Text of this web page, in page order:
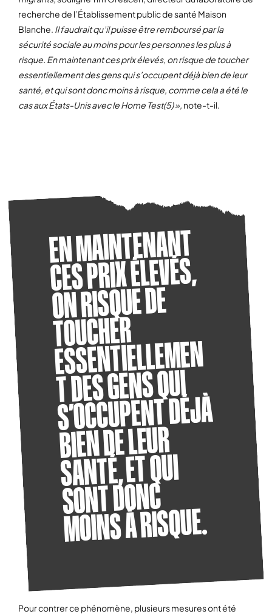
recherche de l’Établissement public de santé Maison
Blanche. Il faudrait qu’il puisse être remboursé par la
sécurité sociale au moins pour les personnes les plus à
risque. En maintenant ces prix élevés, on risque de toucher
essentiellement des gens qui s’occupent déjà bien de leur
santé, et qui sont donc moins à risque, comme cela a été le
cas aux États-Unis avec le Home Test(5) », note-t-il.
EN MAINTENANT
CES PRIX ÉLEVÉS,
ON RISQUE DE
TOUCHER
ESSENTIELLEMEN
T DES GENS QUI
S’OCCUPENT DÉJÀ
BIEN DE LEUR
SANTÉ, ET QUI
SONT DONC
MOINS À RISQUE.
Pour contrer ce phénomène, plusieurs mesures ont été